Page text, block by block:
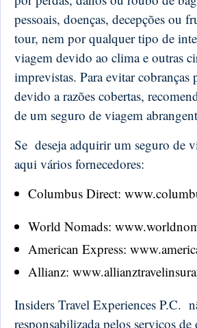
pessoais, doenças, decepções ou
tour, nem por qualquer tipo de
viagem devido ao clima e outras
imprevistas. Para evitar cobranças
devido a razões cobertas,
de um seguro de viagem
Se deseja adquirir um seguro de
aqui vários fornecedores:
Columbus Direct:
World Nomads:
American Express:
Allianz:
Insiders Travel Experiences P.C.
responsabilizada pelos serviços de